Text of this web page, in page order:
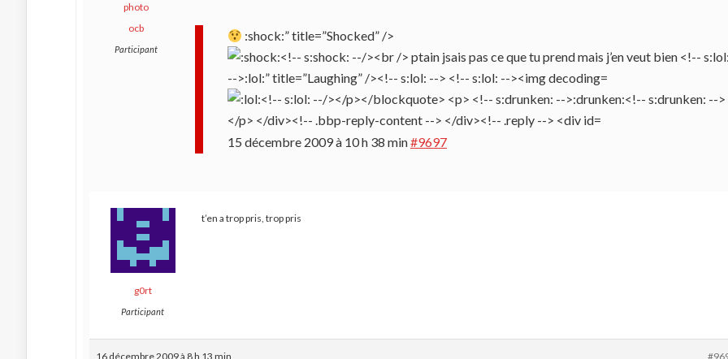
ocb
Participant
:shock:” title=”Shocked” />
15 décembre 2009 à 10 h 38 min#9697
g0rt
Participant
t’en a trop pris, trop pris
16 décembre 2009 à 8 h 13 min